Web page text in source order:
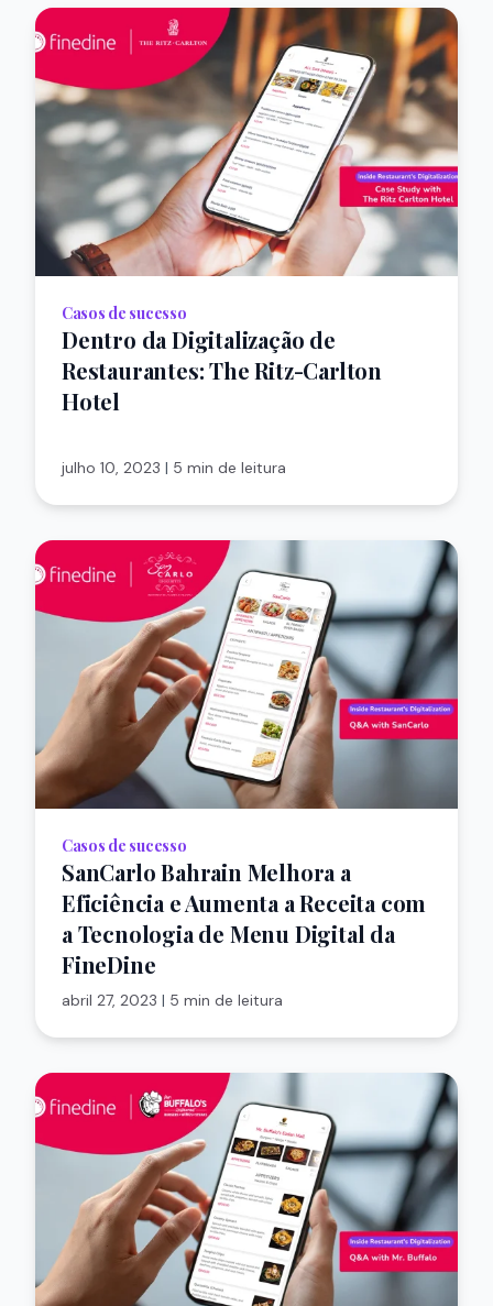
Casos de sucesso
Dentro da Digitalização de
Restaurantes: The Ritz-Carlton
Hotel
julho 10, 2023 | 5 min de leitura
Casos de sucesso
SanCarlo Bahrain Melhora a
Eficiência e Aumenta a Receita com
a Tecnologia de Menu Digital da
FineDine
abril 27, 2023 | 5 min de leitura